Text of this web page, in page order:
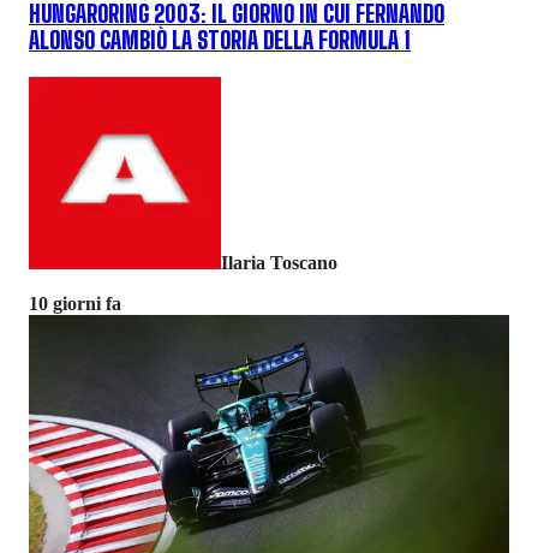
HUNGARORING 2003: IL GIORNO IN CUI FERNANDO
ALONSO CAMBIÒ LA STORIA DELLA FORMULA 1
Ilaria Toscano
10 giorni fa